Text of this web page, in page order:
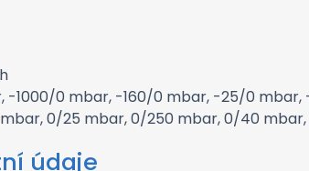
-1000/0 mbar, -160/0 mbar, -25/0
0/25 mbar, 0/250 mbar, 0/40
údaje